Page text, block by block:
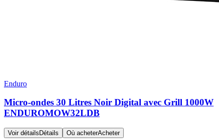
Enduro
Micro-ondes 30 Litres Noir Digital avec Grill 1000W
ENDUROMOW32LDB
Voir détails Détails Où acheterAcheter